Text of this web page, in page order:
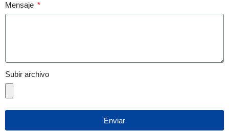
Mensaje
Subir archivo
Enviar